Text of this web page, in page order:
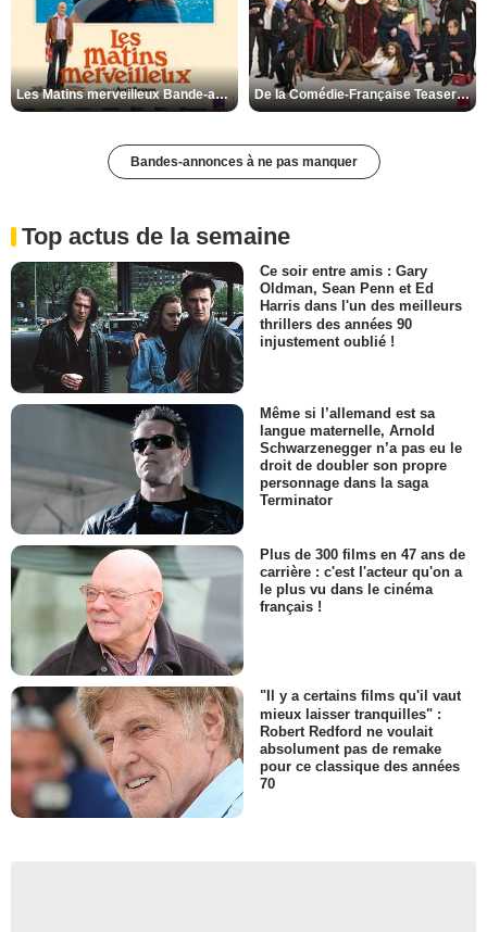
Les Matins merveilleux Bande-annonce VF De la Comédie-Française Teaser VF
Bandes-annonces à ne pas manquer
Top actus de la semaine
Ce soir entre amis : Gary
Oldman, Sean Penn et Ed
Harris dans l'un des meilleurs
thrillers des années 90
injustement oublié !
Même si l’allemand est sa
langue maternelle, Arnold
Schwarzenegger n’a pas eu le
droit de doubler son propre
personnage dans la saga
Terminator
Plus de 300 films en 47 ans de
carrière : c'est l'acteur qu'on a
le plus vu dans le cinéma
français !
"Il y a certains films qu'il vaut
mieux laisser tranquilles" :
Robert Redford ne voulait
absolument pas de remake
pour ce classique des années
70